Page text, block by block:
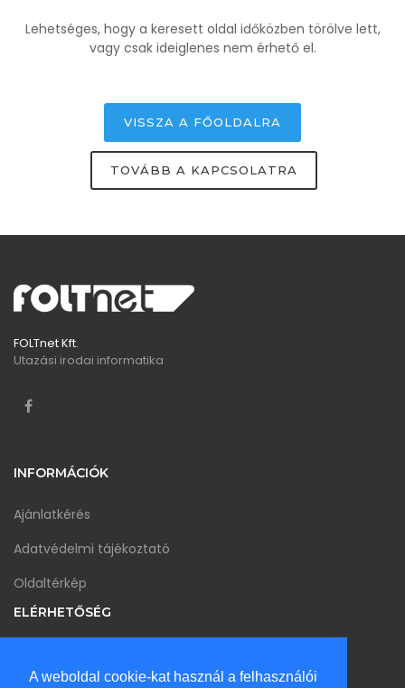
A weboldal cookie-kat használ a felhasználói
Lehetséges, hogy a keresett oldal időközben törölve lett,
vagy csak ideiglenes nem érhető el.
VISSZA A FŐOLDALRA
TOVÁBB A KAPCSOLATRA
FOLTnet Kft.
Utazási irodai informatika
INFORMÁCIÓK
Ajánlatkérés
Adatvédelmi tájékoztató
Oldaltérkép
ELÉRHETŐSÉG